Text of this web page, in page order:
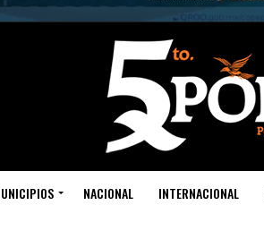
NACIONAL INTERNACIONAL